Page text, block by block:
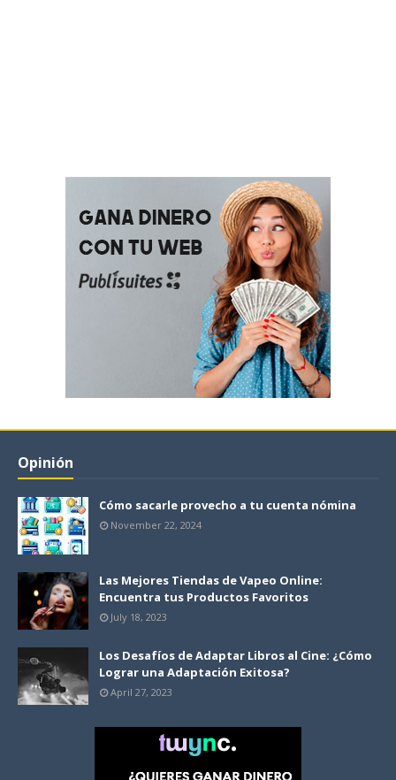
Opinión
Cómo sacarle provecho a tu cuenta nómina
November 22, 2024
Las Mejores Tiendas de Vapeo Online:
Encuentra tus Productos Favoritos
July 18, 2023
Los Desafíos de Adaptar Libros al Cine: ¿Cómo
Lograr una Adaptación Exitosa?
April 27, 2023